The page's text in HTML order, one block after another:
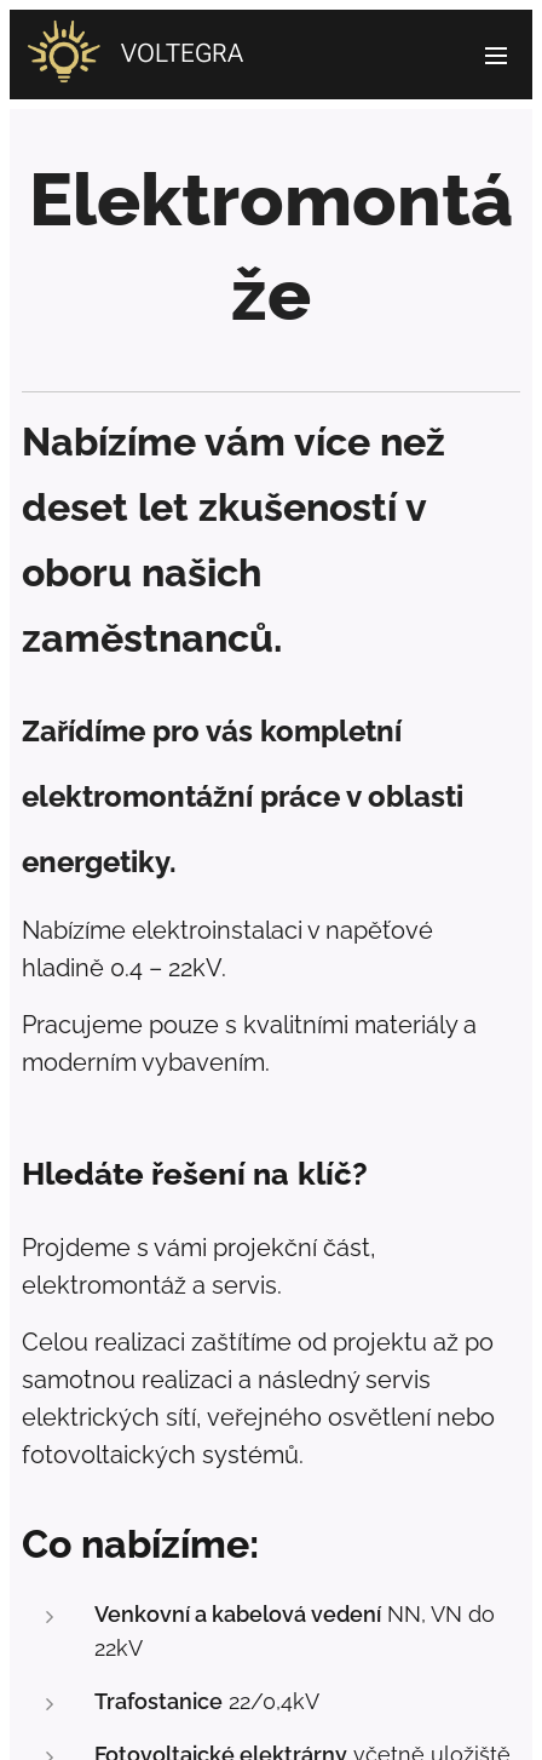
VOLTEGRA
Elektromontá
že
Nabízíme vám více než
deset let zkušeností v
oboru našich
zaměstnanců.
Zařídíme pro vás kompletní
elektromontážní práce v oblasti
energetiky.
Nabízíme elektroinstalaci v napěťové
hladině 0.4 – 22kV.
Pracujeme pouze s kvalitními materiály a
moderním vybavením.
Hledáte řešení na klíč?
Projdeme s vámi projekční část,
elektromontáž a servis.
Celou realizaci zaštítíme od projektu až po
samotnou realizaci a následný servis
elektrických sítí, veřejného osvětlení nebo
fotovoltaických systémů.
Co nabízíme:
Venkovní a kabelová vedeníNN, VN do
22kV
Trafostanice 22/0,4kV
Fotovoltaickéelektrárny včetně uložiště